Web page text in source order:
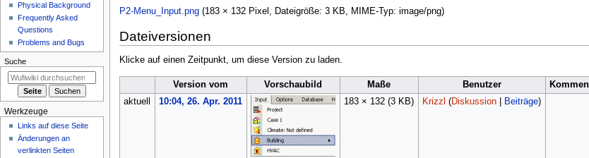
P2-Menu_Input.png (183 × 132 Pixel, Dateigröße: 3 KB, MIME-Typ: image/png)
Dateiversionen
Klicke auf einen Zeitpunkt, um diese Version zu laden.
Version vom Vorschaubild Maße Benutzer
aktuell
10:04, 26. Apr. 2011 183 × 132 (3 KB) Krizzl (Diskussion| Beiträge)
n
s
m
e
n
Physical Background
Frequently Asked
Questions
Problems and Bugs
Suche
Werkzeuge
Links auf diese Seite
Änderungen an
verlinkten Seiten